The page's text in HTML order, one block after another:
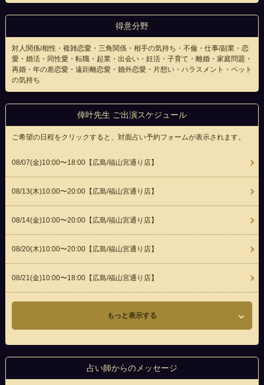
得意分野
対人関係/相性・複雑恋愛・三角関係・相手の気持ち・不倫・仕事/副業・恋
愛・婚活・同性愛・転職・起業・出会い・妊活・子育て・離婚・家庭問題・
再婚・年の差恋愛・遠距離恋愛・婚外恋愛・片想い・ハラスメント・ペット
の気持ち
倖叶先生 ご出演スケジュール
ご希望の日程をクリックすると、対面占い予約フォームが表示されます。
08/07(金)10:00〜18:00【広島/福山宮通り店】
08/13(木)10:00〜20:00【広島/福山宮通り店】
08/14(金)10:00〜20:00【広島/福山宮通り店】
08/20(木)10:00〜20:00【広島/福山宮通り店】
08/21(金)10:00〜18:00【広島/福山宮通り店】
もっと表示する
占い師からのメッセージ